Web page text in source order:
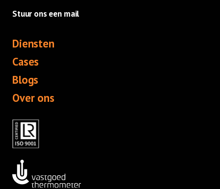
Stuur ons een mail
Diensten
Cases
Blogs
Over ons